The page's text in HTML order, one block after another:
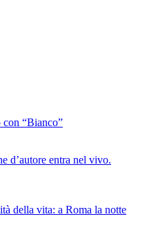
“Bianco”
d’autore entra nel vivo.
della vita: a Roma la notte